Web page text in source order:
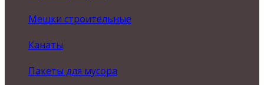
Мешки строительные
Канаты
Пакеты для мусора